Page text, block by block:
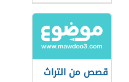
قصص من التراث